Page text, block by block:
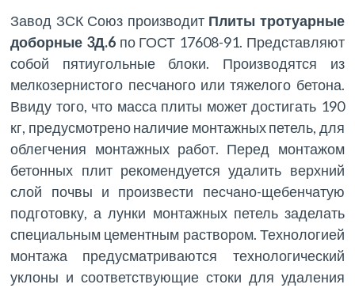
Завод ЗСК Союз производит Плиты тротуарные
доборные 3Д.6 по ГОСТ 17608-91. Представляют
собой пятиугольные блоки. Производятся из
мелкозернистого песчаного или тяжелого бетона.
Ввиду того, что масса плиты может достигать 190
кг, предусмотрено наличие монтажных петель, для
облегчения монтажных работ. Перед монтажом
бетонных плит рекомендуется удалить верхний
слой почвы и произвести песчано-щебенчатую
подготовку, а лунки монтажных петель заделать
специальным цементным раствором. Технологией
монтажа предусматриваются технологический
уклоны и соответствующие стоки для удаления